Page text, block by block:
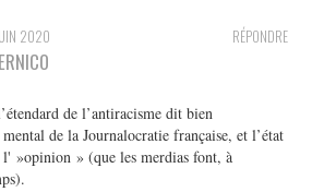
RÉPONDRE
2020
de l’antiracisme dit bien
mental de la Journalocratie française, et l’état
l' »opinion » (que les merdias font, à